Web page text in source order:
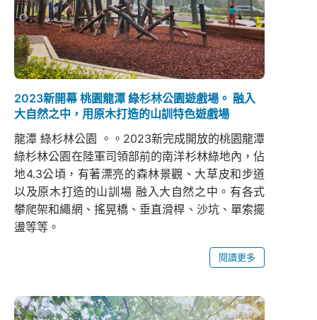
2023新開幕 桃園龍潭 綠杉林公園遊戲場。 融入
大自然之中，用原木打造的山訓特色遊戲場
龍潭 綠杉林公園 。。2023新完成開放的桃園龍潭
綠杉林公園在陸軍司領部前的南洋杉林綠地內，佔
地4.3公頃，有著漂亮的森林景觀、大草皮和步道
以及原木打造的山訓場 融入大自然之中。有各式
攀爬架和繩網、搖晃橋、垂直滑桿、沙坑、單索擺
盪等等。
閱讀更多